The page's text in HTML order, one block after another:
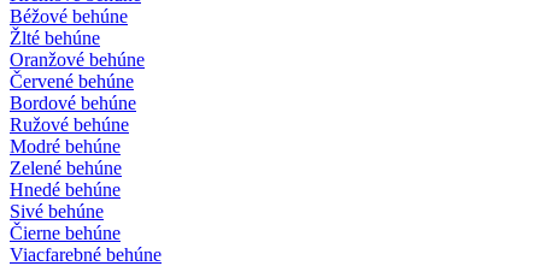
Béžové behúne
Žlté behúne
Oranžové behúne
Červené behúne
Bordové behúne
Ružové behúne
Modré behúne
Zelené behúne
Hnedé behúne
Sivé behúne
Čierne behúne
Viacfarebné behúne